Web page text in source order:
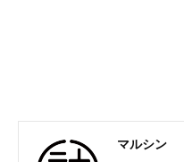
マルシン